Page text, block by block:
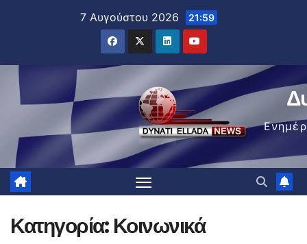
7 Αυγούστου 2026 21:59
Κατηγορία: Κοινωνικά